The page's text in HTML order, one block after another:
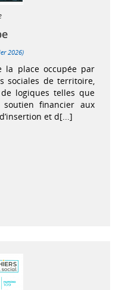
2026)
la place occupée par
sociales de territoire,
logiques telles que
financier aux
et d[...]